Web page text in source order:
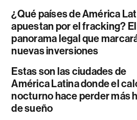
¿Qué países de América
apuestan por el fracking? El
panorama legal que
nuevas inversiones
Estas son las ciudades de
América Latina donde el
nocturno hace perder más
de sueño